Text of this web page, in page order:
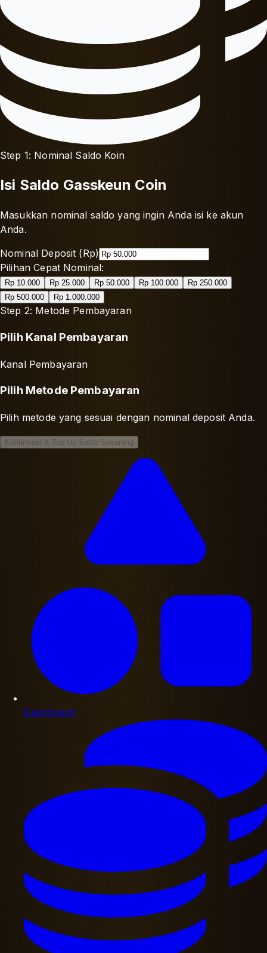
Step 1: Nominal Saldo Koin
Isi Saldo Gasskeun Coin
Masukkan nominal saldo yang ingin Anda isi ke akun
Anda.
Nominal Deposit (Rp)
Pilihan Cepat Nominal:
Rp 10.000 Rp 25.000 Rp 50.000 Rp 100.000
Rp 250.000
Rp 500.000
Rp 1.000.000
Step 2: Metode Pembayaran
Pilih Kanal Pembayaran
Kanal Pembayaran
Pilih Metode Pembayaran
Pilih metode yang sesuai dengan nominal deposit Anda.
Konfirmasi & Top Up Saldo Sekarang
Dashboard